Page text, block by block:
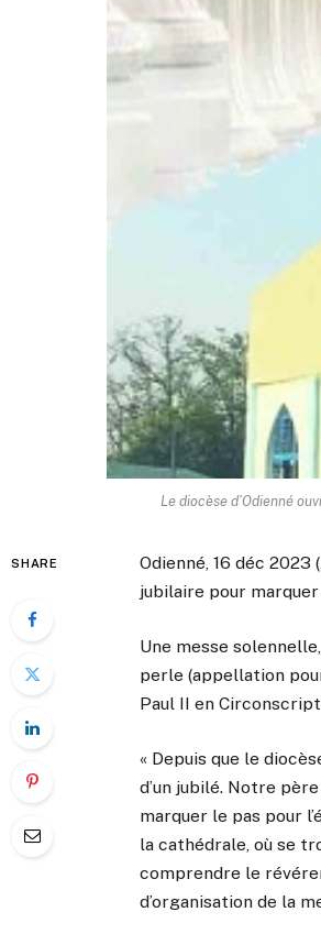
Le diocèse d’Odienné
SHARE
Odienné, 16 déc 2023
jubilaire pour marquer
Une messe
perle (appellation
Paul II en
« Depuis que le
d’un jubilé. Notre
marquer le pas pour
la cathédrale, où se
comprendre le
d’organisation de la